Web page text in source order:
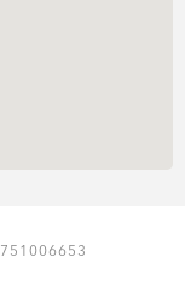
751006653